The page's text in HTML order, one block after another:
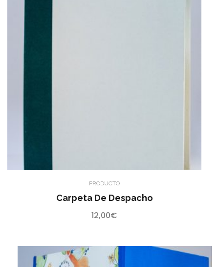
PRODUCTO
Carpeta De Despacho
12,00€